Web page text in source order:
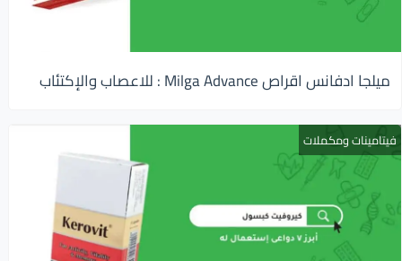
ميلجا ادفانس اقراص Milga Advance : للاعصاب والإكتئاب
فيتامينات ومكملات